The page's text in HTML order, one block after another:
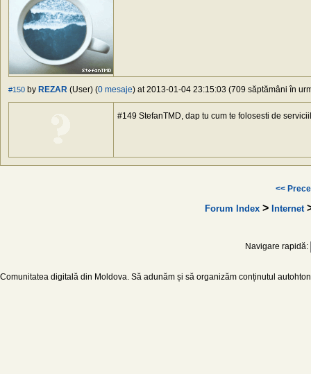
#150 by REZAR (User) (0 mesaje) at 2013-01-04 23:15:03 (709 săptămâni în
#149 StefanTMD, dap tu cum te folosesti de
<<
Forum Index> Internet
Navigare rapidă:
Comunitatea digitală din Moldova. Să adunăm și să organizăm conținutul